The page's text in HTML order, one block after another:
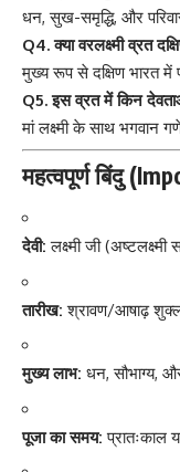
धन, सुख-समृद्धि, और
Q4. क्या वरलक्ष्मी व्रत
मुख्य रूप से दक्षिण भारत
Q5. इस व्रत में किन
मां लक्ष्मी के साथ भगवान
महत्वपूर्ण बिंदु
देवी: लक्ष्मी जी (अष्टलक्ष्मी
तारीख: श्रावण/आषाढ़
मुख्य लाभ: धन, सौभाग्य,
पूजा का समय: प्रातःकाल